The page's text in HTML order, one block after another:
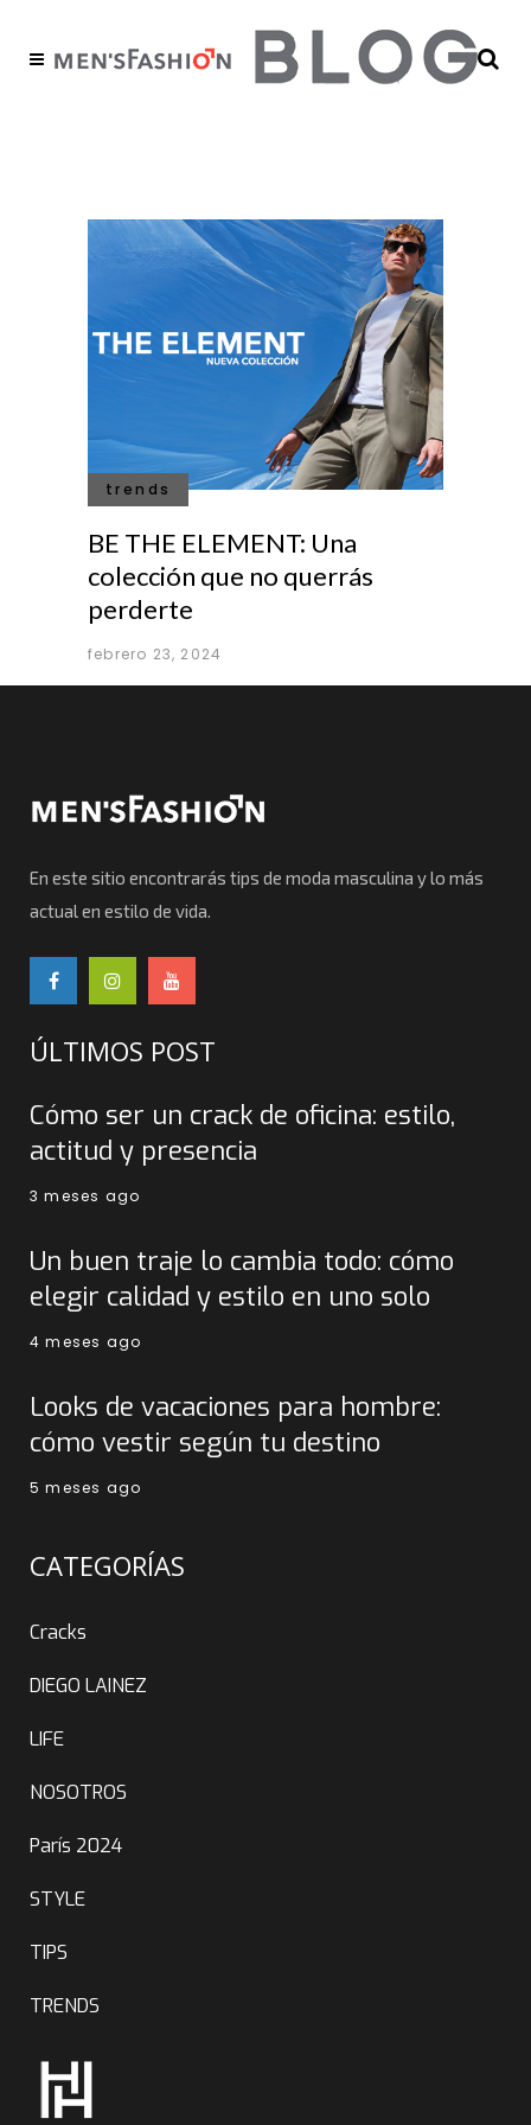
trends
BE THE ELEMENT: Una
colección que no querrás
perderte
febrero 23, 2024
En este sitio encontrarás tips de moda masculina y lo más
actual en estilo de vida.
ÚLTIMOS POST
Cómo ser un crack de oficina: estilo,
actitud y presencia
3 meses ago
Un buen traje lo cambia todo: cómo
elegir calidad y estilo en uno solo
4 meses ago
Looks de vacaciones para hombre:
cómo vestir según tu destino
5 meses ago
CATEGORÍAS
Cracks
DIEGO LAINEZ
LIFE
NOSOTROS
París 2024
STYLE
TIPS
TRENDS